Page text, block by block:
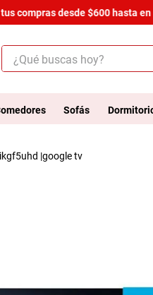
desde $600 hasta en
¿Qué buscas hoy?
Sofás
|google tv
armario
comedor